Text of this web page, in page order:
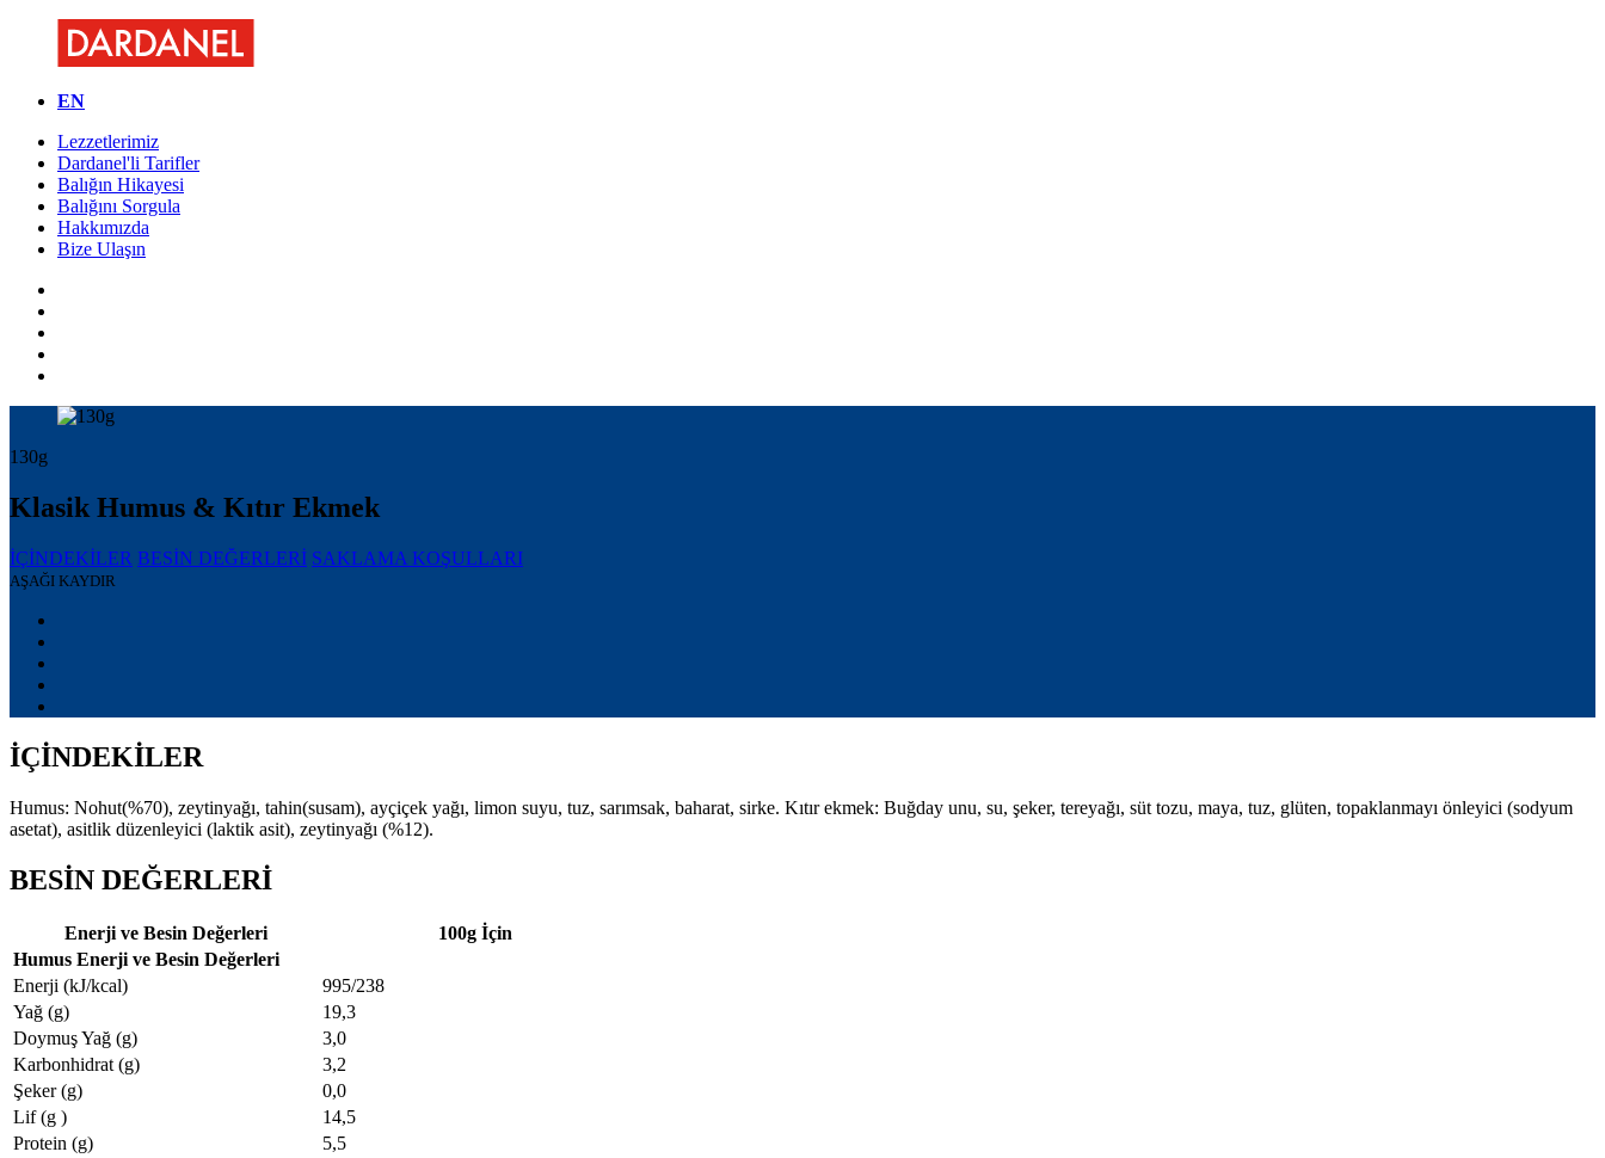
EN
Lezzetlerimiz
Dardanel'li Tarifler
Balığın Hikayesi
Balığını Sorgula
Hakkımızda
Bize Ulaşın
130g
Klasik Humus & Kıtır Ekmek
İÇİNDEKİLER BESİN DEĞERLERİ SAKLAMA KOŞULLARI
AŞAĞI KAYDIR
İÇİNDEKİLER
Humus: Nohut(%70), zeytinyağı, tahin(susam), ayçiçek yağı, limon suyu, tuz, sarımsak, baharat, sirke. Kıtır ekmek: Buğday unu, su, şeker, tereyağı, süt tozu, maya, tuz, glüten, topaklanmayı önleyici (sodyum
asetat), asitlik düzenleyici (laktik asit), zeytinyağı (%12).
BESİN DEĞERLERİ
Enerji ve Besin Değerleri
100g İçin
Humus Enerji ve Besin Değerleri
Enerji (kJ/kcal)
995/238
Yağ (g)
19,3
Doymuş Yağ (g)
3,0
Karbonhidrat (g)
3,2
Şeker (g)
0,0
Lif (g )
14,5
Protein (g)
5,5